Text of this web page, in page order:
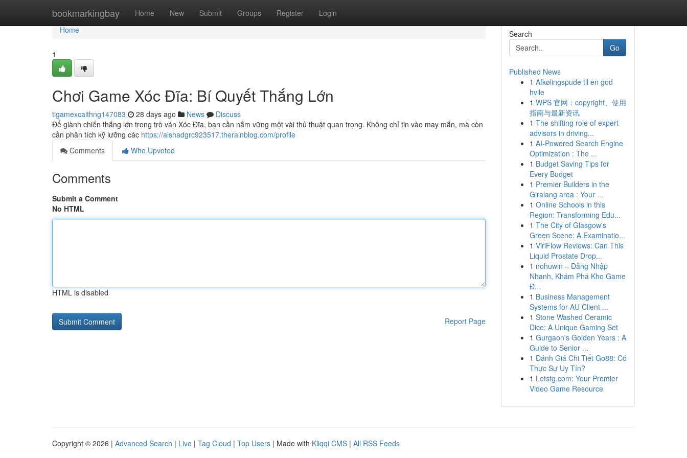
bookmarkingbay Home New Submit Groups Register Login
Home
Home
1
Chơi Game Xóc Đĩa: Bí Quyết Thắng Lớn
tigamexcaithng147083 28 days ago News
Discuss
Để giành chiến thắng lớn trong trò ván Xóc Đĩa, bạn cần nắm vững một vài thủ thuật quan trọng. Không chỉ tin vào may mắn, mà còn
cần phân tích kỹ lưỡng các https://aishadgrc923517.therainblog.com/profile
Comments
Who Upvoted
Comments
Submit a Comment
No HTML
HTML is disabled
Report Page
Search
Go
Published News
1 Afkølingspude til en god
hvile
1 WPS 官网：copyright、使用
指南与最新资讯
1 The shifting role of expert
advisors in driving...
1 AI-Powered Search Engine
Optimization : The ...
1 Budget Saving Tips for
Every Budget
1 Premier Builders in the
Giralang area : Your ...
1 Online Schools in this
Region: Transforming Edu...
1 The City of Glasgow's
Green Scene: A Examinatio...
1 ViriFlow Reviews: Can This
Liquid Prostate Drop...
1 nohuwin – Đăng Nhập
Nhanh, Khám Phá Kho Game
Đ...
1 Business Management
Systems for AU Client ...
1 Stone Washed Ceramic
Dice: A Unique Gaming Set
1 Gurgaon's Golden Years : A
Guide to Senior ...
1 Đánh Giá Chi Tiết Go88: Có
Thực Sự Uy Tín?
1 Letstg.com: Your Premier
Video Game Resource
Copyright © 2026 | Advanced Search | Live | Tag Cloud | Top Users | Made with Kliqqi CMS | All RSS Feeds